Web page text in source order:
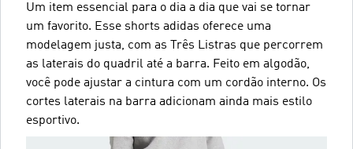
Um item essencial para o dia a dia que vai se tornar
um favorito. Esse shorts adidas oferece uma
modelagem justa, com as Três Listras que percorrem
as laterais do quadril até a barra. Feito em algodão,
você pode ajustar a cintura com um cordão interno. Os
cortes laterais na barra adicionam ainda mais estilo
esportivo.